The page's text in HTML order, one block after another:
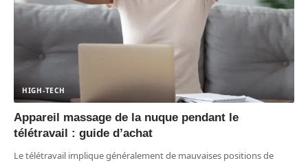
HIGH-TECH
Appareil massage de la nuque pendant le
télétravail : guide d’achat
Le télétravail implique généralement de mauvaises positions de